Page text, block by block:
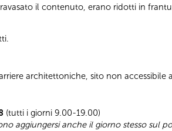
il contenuto, erano ridotti in
architettoniche, sito non accessibile
(tutti i giorni 9.00-19.00)
aggiungersi anche il giorno stesso sul